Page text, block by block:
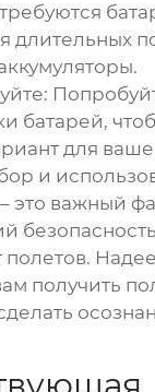
длительных
.
батарей,
для
и
– это важный
полетов.
получить